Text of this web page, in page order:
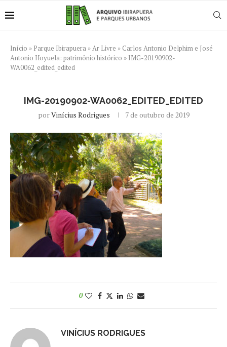
Início » Parque Ibirapuera »Ar Livre » Carlos Antonio Delphim e José
Antonio Hoyuela: patrimônio histórico » IMG-20190902-
WA0062_edited_edited
IMG-20190902-WA0062_EDITED_EDITED
porVinícius Rodrigues 7 de outubro de 2019
0
VINÍCIUS RODRIGUES